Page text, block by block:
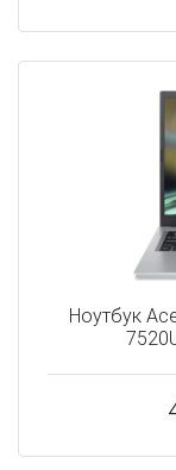
Ноутбук